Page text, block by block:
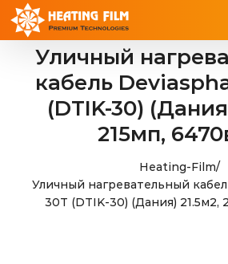
Skip
contentУличный
кабель
(DTIK-30)
215мп,
Heating-Film/
Уличный нагревательный
30T (DTIK-30) (Дания) 21.5м2,